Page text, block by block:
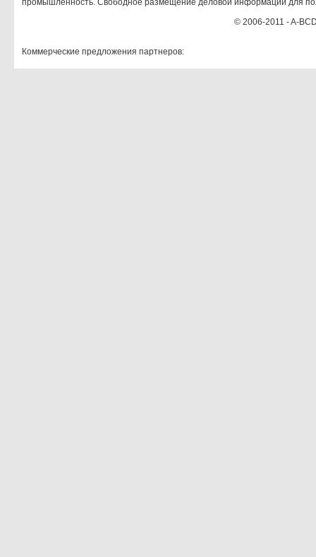
промышленность. Свободное размещение деловой информации для
© 2006-2011 - A-
Коммерческие предложения партнеров: